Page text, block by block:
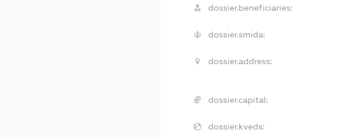
dossier.beneficiaries:
dossier.smida:
dossier.address:
dossier.capital:
dossier.kveds: